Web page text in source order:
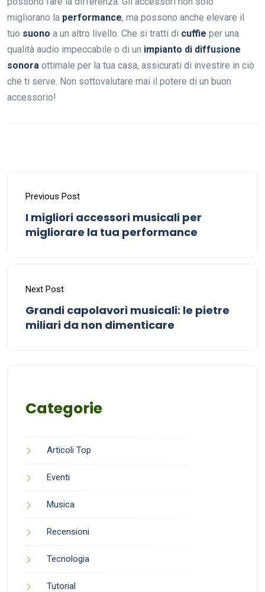
migliorano la performance, ma possono anche elevare il
tuo suono a un altro livello. Che si tratti di cuffie per una
qualità audio impeccabile o di un impianto di diffusione
sonora ottimale per la tua casa, assicurati di investire in ciò
che ti serve. Non sottovalutare mai il potere di un buon
accessorio!
Previous Post
I migliori accessori musicali per
migliorare la tua performance
Next Post
Grandi capolavori musicali: le pietre
miliari da non dimenticare
Categorie
Articoli Top
Eventi
Musica
Recensioni
Tecnologia
Tutorial